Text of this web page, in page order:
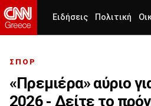
Ειδήσεις Πολιτική
ΣΠΟΡ
«Πρεμιέρα» αύριο
2026 - Δείτε το